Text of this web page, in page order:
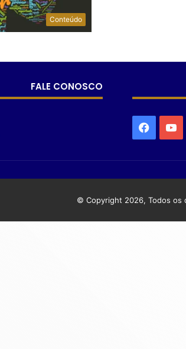
Conteúdo
FALE CONOSCO
© Copyright 2026, Todos os